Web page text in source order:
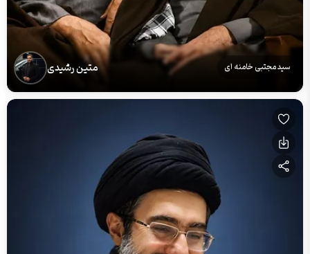
سید مجتبی خامنه ای متین رشیدی